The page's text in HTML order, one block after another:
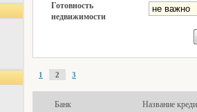
Готовность
недвижимости
1 2 3
Банк Название